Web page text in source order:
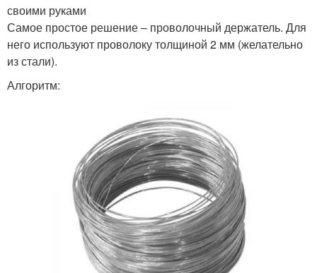
своими руками
Самое простое решение – проволочный держатель. Для
него используют проволоку толщиной 2 мм (желательно
из стали).
Алгоритм: